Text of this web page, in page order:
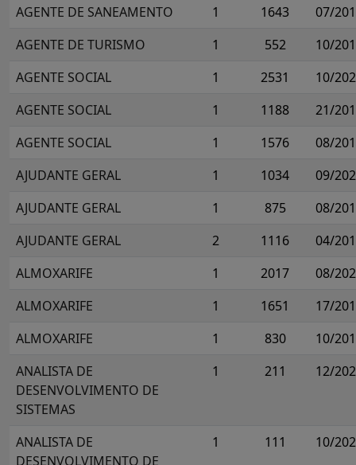
AGENTE DE SANEAMENTO 1 1643
07/
AGENTE DE TURISMO
1 552
10/
AGENTE SOCIAL
1 2531
10/
AGENTE SOCIAL
1 1188
21/
AGENTE SOCIAL
1 1576
08/
AJUDANTE GERAL
1 1034
09/
AJUDANTE GERAL
1 875
08/
AJUDANTE GERAL
2 1116
04/
ALMOXARIFE
1 2017
08/
ALMOXARIFE
1 1651
17/
ALMOXARIFE
1 830
10/
ANALISTA DE
DESENVOLVIMENTO DE
SISTEMAS
1 211 12/
ANALISTA DE
DESENVOLVIMENTO DE
1 111 10/